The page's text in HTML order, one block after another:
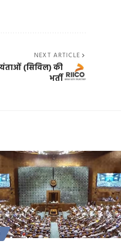
NEXT ARTICLE
(सिविल) की
भर्ती